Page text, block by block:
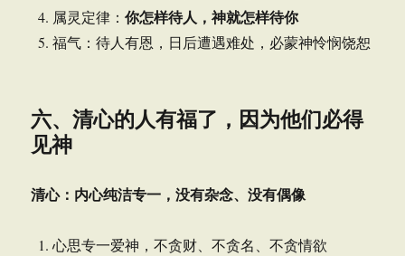
属灵定律：你怎样待人，神就怎样待你
福气：待人有恩，日后遭遇难处，必蒙神怜悯饶恕
六、清心的人有福了，因为他们必得
见神
清心：内心纯洁专一，没有杂念、没有偶像
心思专一爱神，不贪财、不贪名、不贪情欲